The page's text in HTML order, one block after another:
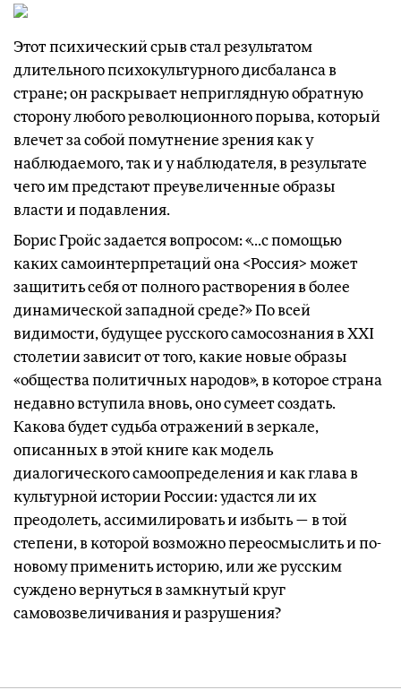
Этот психический срыв стал результатом
длительного психокультурного дисбаланса в
стране; он раскрывает неприглядную обратную
сторону любого революционного порыва, который
влечет за собой помутнение зрения как у
наблюдаемого, так и у наблюдателя, в результате
чего им предстают преувеличенные образы
власти и подавления.
Борис Гройс задается вопросом: «...с помощью
каких самоинтерпретаций она <Россия> может
защитить себя от полного растворения в более
динамической западной среде?» По всей
видимости, будущее русского самосознания в XXI
столетии зависит от того, какие новые образы
«общества политичных народов», в которое страна
недавно вступила вновь, оно сумеет создать.
Какова будет судьба отражений в зеркале,
описанных в этой книге как модель
диалогического самоопределения и как глава в
культурной истории России: удастся ли их
преодолеть, ассимилировать и избыть — в той
степени, в которой возможно переосмыслить и по-
новому применить историю, или же русским
суждено вернуться в замкнутый круг
самовозвеличивания и разрушения?